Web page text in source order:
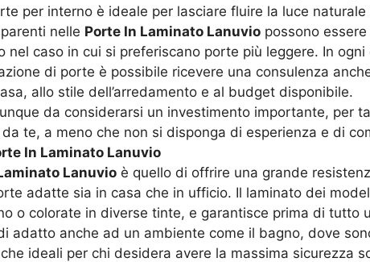
per interno è ideale per lasciare fluire la luce
nelle Porte In Laminato Lanuvio possono
caso in cui si preferiscano porte più leggere. In ogni
di porte è possibile ricevere una consulenza
allo stile dell’arredamento e al budget disponibile.
da considerarsi un investimento importante, per
te, a meno che non si disponga di esperienza e di
In Laminato Lanuvio
Lanuvio è quello di offrire una grande
adatte sia in casa che in ufficio. Il laminato dei
o colorate in diverse tinte, e garantisce prima di tutto
adatto anche ad un ambiente come il bagno, dove
ideali per chi desidera avere la massima sicurezza